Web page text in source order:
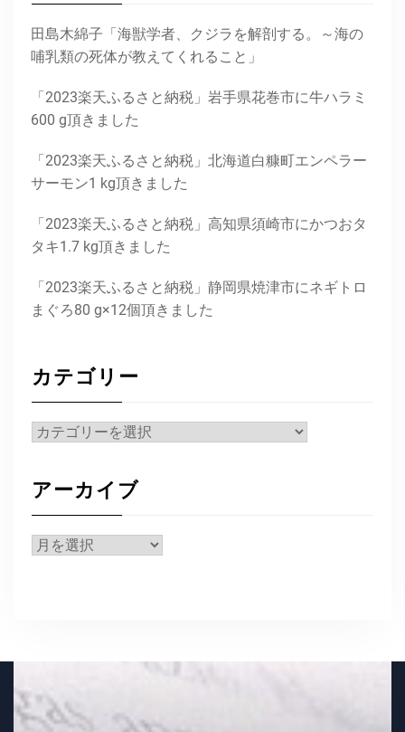
田島木綿子「海獣学者、クジラを解剖する。～海の
哺乳類の死体が教えてくれること」
「2023楽天ふるさと納税」岩手県花巻市に牛ハラミ
600 g頂きました
「2023楽天ふるさと納税」北海道白糠町エンペラー
サーモン1 kg頂きました
「2023楽天ふるさと納税」高知県須崎市にかつおタ
タキ1.7 kg頂きました
「2023楽天ふるさと納税」静岡県焼津市にネギトロ
まぐろ80 g×12個頂きました
カテゴリー
カ
リ
ー
アーカイブ
ア